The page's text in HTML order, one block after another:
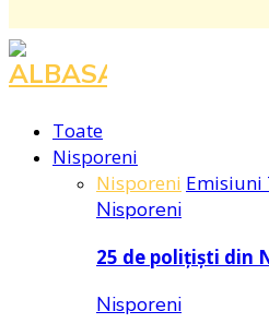
Facebook
Instagram
Youtube
Toate
Nisporeni
Nisporeni Emisiuni
Nisporeni
25 de polițiști din
Nisporeni